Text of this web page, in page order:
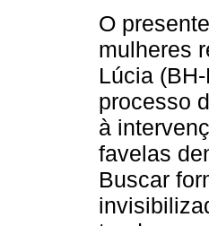
O
mulheres
Lúcia
processo
à
favelas
Buscar